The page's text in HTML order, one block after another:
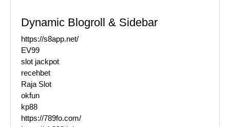
Dynamic Blogroll & Sidebar
https://s8app.net/
EV99
slot jackpot
recehbet
Raja Slot
okfun
kp88
https://789fo.com/